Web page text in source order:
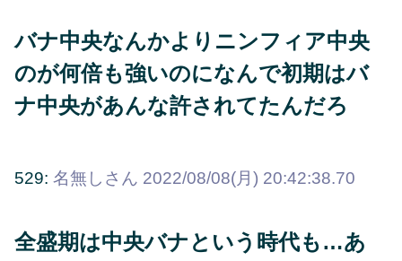
バナ中央なんかよりニンフィア中央
のが何倍も強いのになんで初期はバ
ナ中央があんな許されてたんだろ
529: 名無しさん 2022/08/08(月) 20:42:38.70
全盛期は中央バナという時代も…あ